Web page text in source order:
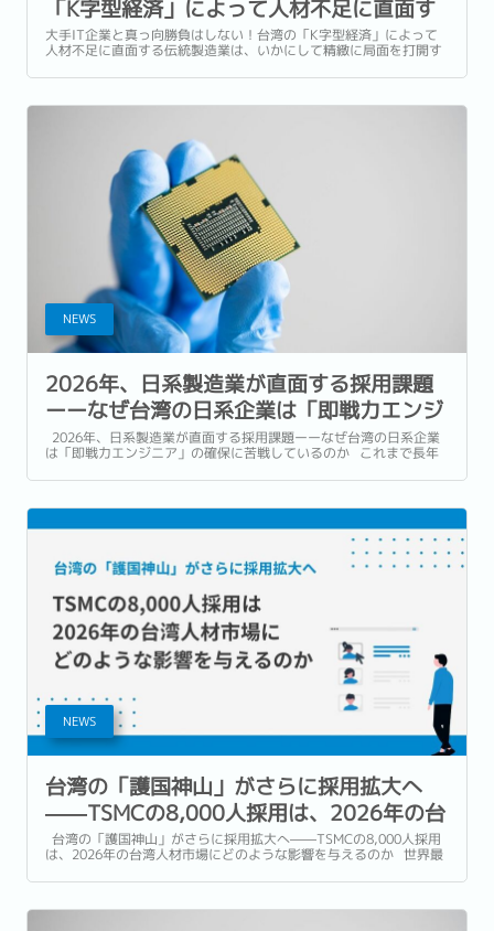
「K字型経済」によって人材不足に直面す
る伝統製造業は、いかにして精緻に局面を
打開すべきか？
大手IT企業と真っ向勝負はしない！台湾の「K字型経済」によって
人材不足に直面する伝統製造業は、いかにして精緻に局面を打開す
NEWS
2026年、日系製造業が直面する採用課題
ーーなぜ台湾の日系企業は「即戦力エンジ
ニア」の確保に苦戦しているのか
2026年、日系製造業が直面する採用課題ーーなぜ台湾の日系企業
は「即戦力エンジニア」の確保に苦戦しているのか これまで長年
は、ある程度決まった構図がありました。...
NEWS
台湾の「護国神山」がさらに採用拡大へ
――TSMCの8,000人採用は、2026年の台
湾人材市場にどのような影響を与えるのか
台湾の「護国神山」がさらに採用拡大へ――TSMCの8,000人採用
は、2026年の台湾人材市場にどのような影響を与えるのか 世界最
ると発表した場合、その影響は自社の工場や採用活動の範囲だけに